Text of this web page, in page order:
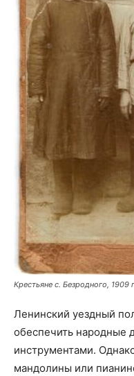
Крестьяне с. Безродного,
Ленинский уездный
обеспечить народные
инструментами.
мандолины или